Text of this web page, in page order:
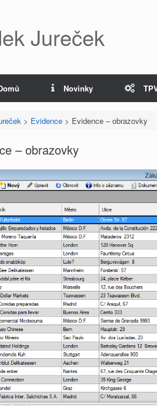
Jureček
Novinky
> Evidence> Evidence – obrazovky
– obrazovky